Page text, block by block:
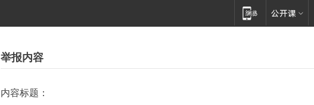
举报内容
内容标题：